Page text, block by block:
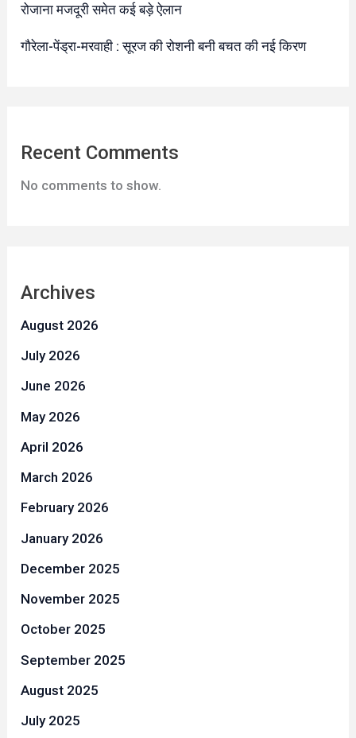
रोजाना मजदूरी समेत कई बड़े ऐलान
गौरेला-पेंड्रा-मरवाही : सूरज की रोशनी बनी बचत की नई किरण
Recent Comments
No comments to show.
Archives
August 2026
July 2026
June 2026
May 2026
April 2026
March 2026
February 2026
January 2026
December 2025
November 2025
October 2025
September 2025
August 2025
July 2025